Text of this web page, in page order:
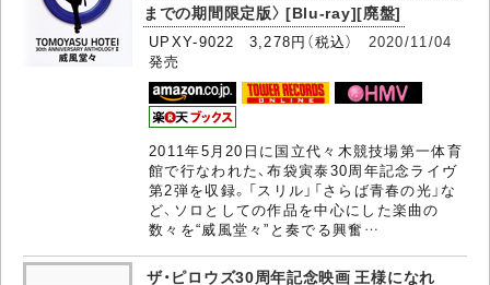
までの期間限定版〉 [Blu-ray][廃盤]
UPXY-9022 3,278円（税込） 2020/11/04
発売
2011年5月20日に国立代々木競技場第一体育
館で行なわれた、布袋寅泰30周年記念ライヴ
第2弾を収録。「スリル」「さらば青春の光」な
ど、ソロとしての作品を中心にした楽曲の
数々を“威風堂々”と奏でる興奮…
ザ・ピロウズ30周年記念映画 王様になれ